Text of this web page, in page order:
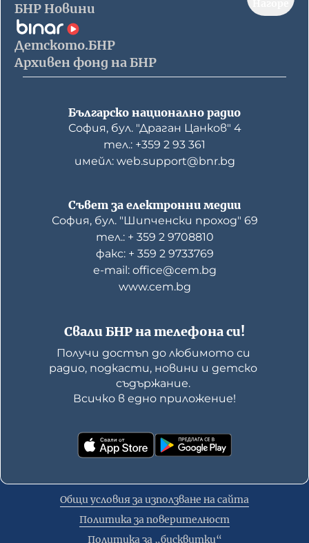
БНР Новини
Детското.БНР
Архивен фонд на БНР
Българско национално радио
София, бул. "Драган Цанков" 4
тел.: +359 2 93 361
имейл: web.support@bnr.bg
Свали БНР на телефона си!
Получи достъп до любимото си
радио, подкасти, новини и детско
съдържание.
Всичко в едно приложение!
Съвет за електронни медии
София, бул. "Шипченски проход" 69
тел.: + 359 2 9708810
факс: + 359 2 9733769
е-mail: office@cem.bg
www.cem.bg
Общи условия за използване на сайта
Политика за поверителност
Политика за „бисквитки“